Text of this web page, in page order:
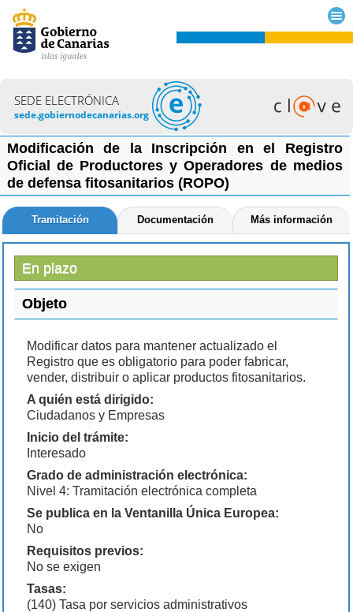
SEDE ELECTRÓNICA
sede.gobiernodecanarias.org
Modificación de la Inscripción en el Registro
Oficial de Productores y Operadores de medios
de defensa fitosanitarios (ROPO)
Tramitación Documentación Más información
En plazo
Objeto
Modificar datos para mantener actualizado el
Registro que es obligatorio para poder fabricar,
vender, distribuir o aplicar productos fitosanitarios.
A quién está dirigido:
Ciudadanos y Empresas
Inicio del trámite:
Interesado
Grado de administración electrónica:
Nivel 4: Tramitación electrónica completa
Se publica en la Ventanilla Única Europea:
No
Requisitos previos:
No se exigen
Tasas:
(140) Tasa por servicios administrativos